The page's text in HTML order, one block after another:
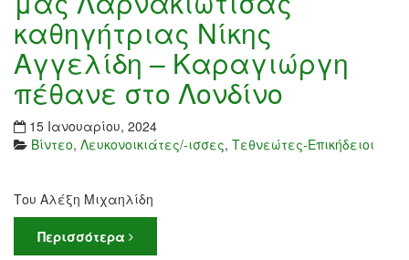
καθηγήτριας Νίκης
Αγγελίδη – Καραγιώργη
πέθανε στο Λονδίνο
15 Ιανουαρίου, 2024
Βίντεο, Λευκονοικιάτες/-ισσες, Τεθνεώτες-Επικήδειοι
Του Αλέξη Μιχαηλίδη
Περισσότερα